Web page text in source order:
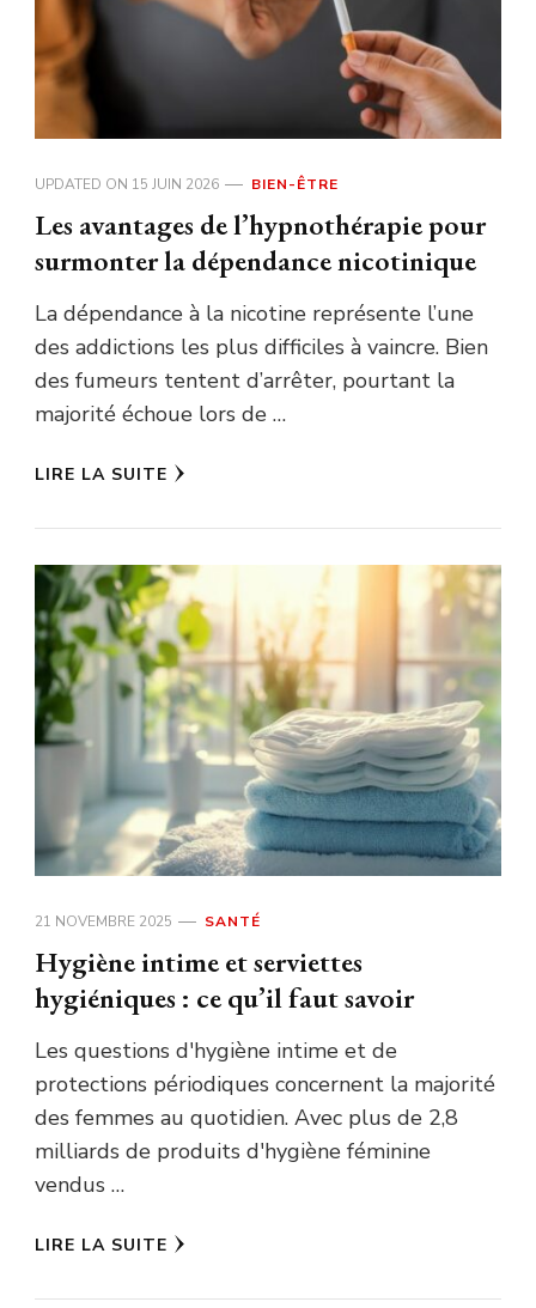
UPDATED ON 15 JUIN 2026 BIEN-ÊTRE
Les avantages de l’hypnothérapie pour
surmonter la dépendance nicotinique
La dépendance à la nicotine représente l’une
des addictions les plus difficiles à vaincre. Bien
des fumeurs tentent d’arrêter, pourtant la
majorité échoue lors de …
LIRE LA SUITE
21 NOVEMBRE 2025 SANTÉ
Hygiène intime et serviettes
hygiéniques : ce qu’il faut savoir
Les questions d'hygiène intime et de
protections périodiques concernent la majorité
des femmes au quotidien. Avec plus de 2,8
milliards de produits d'hygiène féminine
vendus …
LIRE LA SUITE